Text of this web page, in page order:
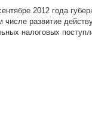
2012 года
числе развитие
налоговых